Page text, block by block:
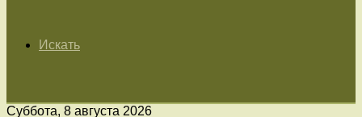
Искать
Суббота, 8 августа 2026